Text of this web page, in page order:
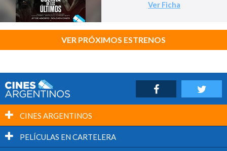
Ver Ficha
VER PRÓXIMOS ESTRENOS
CINES ARGENTINOS
PELÍCULAS EN CARTELERA